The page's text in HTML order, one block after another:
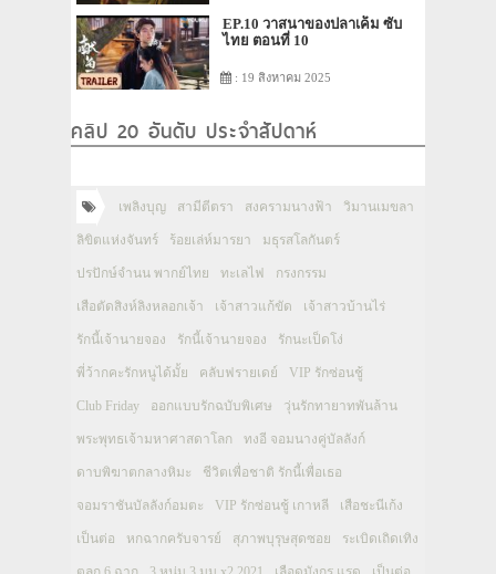
EP.10 วาสนาของปลาเค็ม ซับ
ไทย ตอนที่ 10
: 19 สิงหาคม 2025
คลิป 20 อันดับ ประจำสัปดาห์
เพลิงบุญ สามีตีตรา สงครามนางฟ้า วิมานเมขลา
ลิขิตแห่งจันทร์ ร้อยเล่ห์มารยา มธุรสโลกันตร์
ปรปักษ์จำนน พากย์ไทย ทะเลไฟ กรงกรรม
เสือตัดสิงห์ลิงหลอกเจ้า เจ้าสาวแก้ขัด เจ้าสาวบ้านไร่
รักนี้เจ้านายจอง รักนี้เจ้านายจอง รักนะเป็ดโง่
พี่ว้ากคะรักหนูได้มั้ย คลับฟรายเดย์ VIP รักซ่อนชู้
Club Friday ออกแบบรักฉบับพิเศษ วุ่นรักทายาทพันล้าน
พระพุทธเจ้ามหาศาสดาโลก ทงอี จอมนางคู่บัลลังก์
ดาบพิฆาตกลางหิมะ ชีวิตเพื่อชาติ รักนี้เพื่อเธอ
จอมราชันบัลลังก์อมตะ VIP รักซ่อนชู้ เกาหลี เสือชะนีเก้ง
เป็นต่อ หกฉากครับจารย์ สุภาพบุรุษสุดซอย ระเบิดเถิดเทิง